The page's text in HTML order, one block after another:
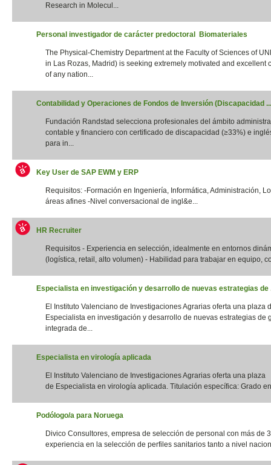
Research in Molecul...
Personal investigador de carácter predoctoral Biomateriales
The Physical-Chemistry Department at the Faculty of Sciences of
in Las Rozas, Madrid) is seeking extremely motivated and excellent
of any nation...
Contabilidad y Operaciones de Fondos de Inversión (Discapacidad ...
Fundación Randstad selecciona profesionales del ámbito
contable y financiero con certificado de discapacidad (≥33%) e
para in...
Key User de SAP EWM y ERP
Requisitos: -Formación en Ingeniería, Informática, Administración,
áreas afines -Nivel conversacional de ingl&e...
HR Recruiter
Requisitos - Experiencia en selección, idealmente en entornos
(logística, retail, alto volumen) - Habilidad para trabajar en equipo,
Especialista en investigación y desarrollo de nuevas estrategias de
El Instituto Valenciano de Investigaciones Agrarias oferta una plaza
Especialista en investigación y desarrollo de nuevas estrategias de
integrada de...
Especialista en virología aplicada
El Instituto Valenciano de Investigaciones Agrarias oferta una plaza
de Especialista en virología aplicada. Titulación específica: Grado
Podólogo/a para Noruega
Divico Consultores, empresa de selección de personal con más de
experiencia en la selección de perfiles sanitarios tanto a nivel